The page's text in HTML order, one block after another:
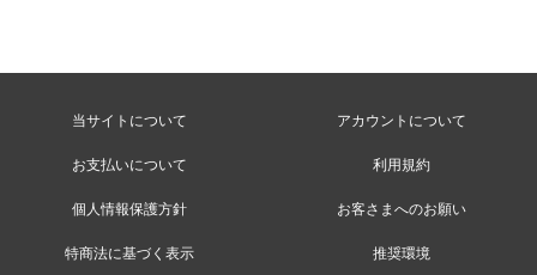
当サイトについて アカウントについて
お支払いについて 利用規約
個人情報保護方針 お客さまへのお願い
特商法に基づく表示 推奨環境